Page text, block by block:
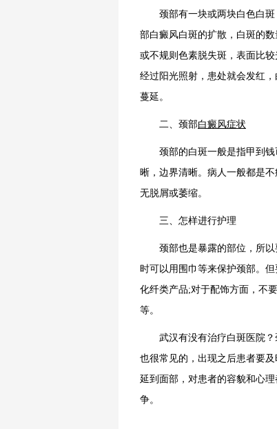
颈部有一块或两块白色白斑
部白癜风白斑的扩散，白斑的
或不规则色素脱失斑，表面比
经过阳光照射，患处就会发红
蔓延。
二、颈部白癜风症状
颈部的白斑一般是指甲到钱
晰，边界清晰。病人一般都是
无脱屑或萎缩。
三、怎样进行护理
颈部也是暴露的部位，所以
时可以用围巾等来保护颈部。
化纤类产品;对于配饰方面，不
等。
武汉有没有治疗白斑医院？
也很常见的，出现之后患者要
延到面部，对患者的容貌和心
争。